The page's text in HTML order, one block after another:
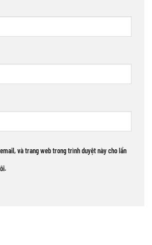
và trang web trong trình duyệt này cho lần